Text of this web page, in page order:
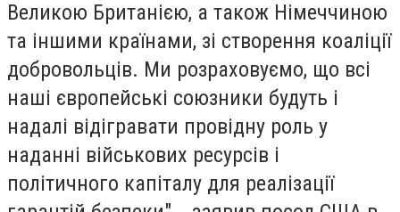
Великою Британією, а також Німеччиною
та іншими країнами, зі створення коаліції
добровольців. Ми розраховуємо, що всі
наші європейські союзники будуть і
надалі відігравати провідну роль у
наданні військових ресурсів і
політичного капіталу для реалізації